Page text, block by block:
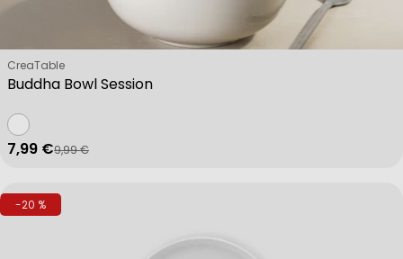
Buddha Bowl Session
Verkäufer:
CreaTable
Verkaufspreis
7,99 €
Regulärer Preis
9,99 €
-20 %